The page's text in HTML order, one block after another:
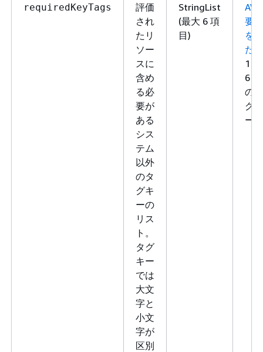
requiredKeyTags
評価
され
たリ
ソー
スに
含め
る必
要が
ある
シス
テム
以外
のタ
グキ
ーの
リス
ト。
タグ
キー
では
大文
字と
小文
字が
区別
StringList
(最大 6 項
目)
要件
を満
たす
1～
6 個
のタ
グキ
ー。